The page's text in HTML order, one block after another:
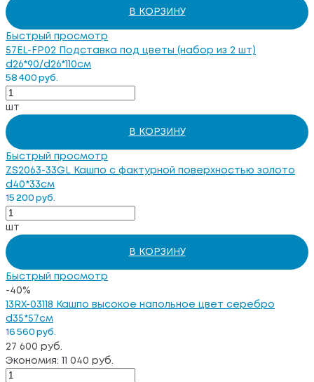
В КОРЗИНУ
Быстрый просмотр
57EL-FP02 Подставка под цветы (набор из 2 шт)
d26*90/d26*110см
58 400 руб.
шт
В КОРЗИНУ
Быстрый просмотр
ZS2063-33GL Кашпо с фактурной поверхностью золото
d40*33см
15 200 руб.
шт
В КОРЗИНУ
Быстрый просмотр
-40%
13RX-03118 Кашпо высокое напольное цвет серебро
d35*57см
16 560 руб.
27 600 руб.
Экономия: 11 040 руб.